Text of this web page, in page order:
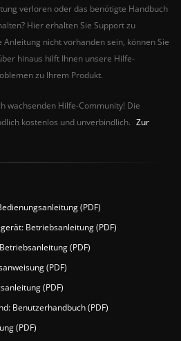
verloren oder das benötigte Handbuch
Hier erhalten Sie Support zu
nicht vorhanden sein, können Sie
hinaus hilft Ihnen unsere Hilfe-
zu Ihrem Produkt.
wachsenden Hilfe-Community! Die
kostenlos und unverbindlich. Zur
(PDF)
Betriebsanleitung (PDF)
(PDF)
(PDF)
(PDF)
Benutzerhandbuch (PDF)
(PDF)